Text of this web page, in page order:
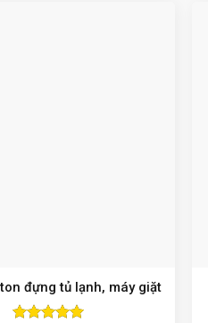
đựng tủ lạnh, máy giặt